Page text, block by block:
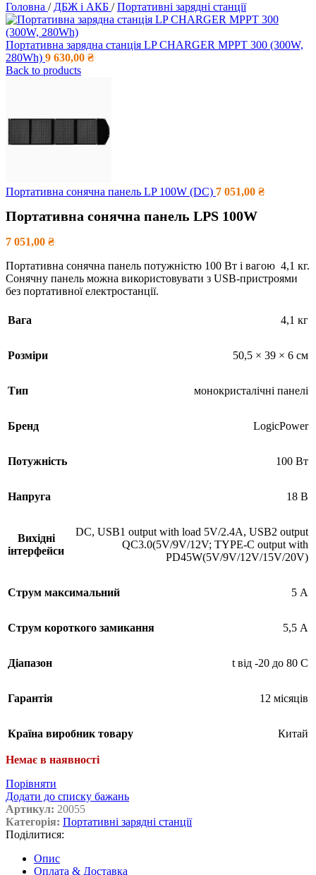
Головна / ДБЖ і АКБ / Портативні зарядні станції
Портативна зарядна станція LP CHARGER MPPT 300 (300W,
280Wh) 9 630,00 ₴
Back to products
Портативна сонячна панель LP 100W (DC) 7 051,00 ₴
Портативна сонячна панель LPS 100W
7 051,00 ₴
Портативна сонячна панель потужністю 100 Вт і вагою 4,1 кг.
Сонячну панель можна використовувати з USB-пристроями
без портативної електростанції.
Вага 4,1 кг
Розміри 50,5 × 39 × 6 см
Тип монокристалічні панелі
Бренд LogicPower
Потужність 100 Вт
Напруга 18 В
Вихідні
інтерфейси
DС, USB1 output with load 5V/2.4A, USB2 output
QC3.0(5V/9V/12V; TYPE-C output with
PD45W(5V/9V/12V/15V/20V)
Струм максимальний 5 А
Струм короткого замикання 5,5 А
Діапазон t від -20 до 80 С
Гарантія 12 місяців
Країна виробник товару Китай
Немає в наявності
Порівняти
Додати до списку бажань
Артикул: 20055
Категорія: Портативні зарядні станції
Поділитися:
Опис
Оплата & Доставка